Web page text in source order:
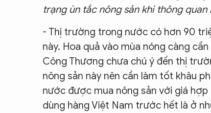
trạng ùn tắc nông sản khi thông quan
- Thị trường trong nước có hơn 90
này. Hoa quả vào mùa nóng càng
Công Thương chưa chú ý đến thị
nông sản này nên cần làm tốt khâu
nước được mua nông sản với giá
dùng hàng Việt Nam trước hết là ở